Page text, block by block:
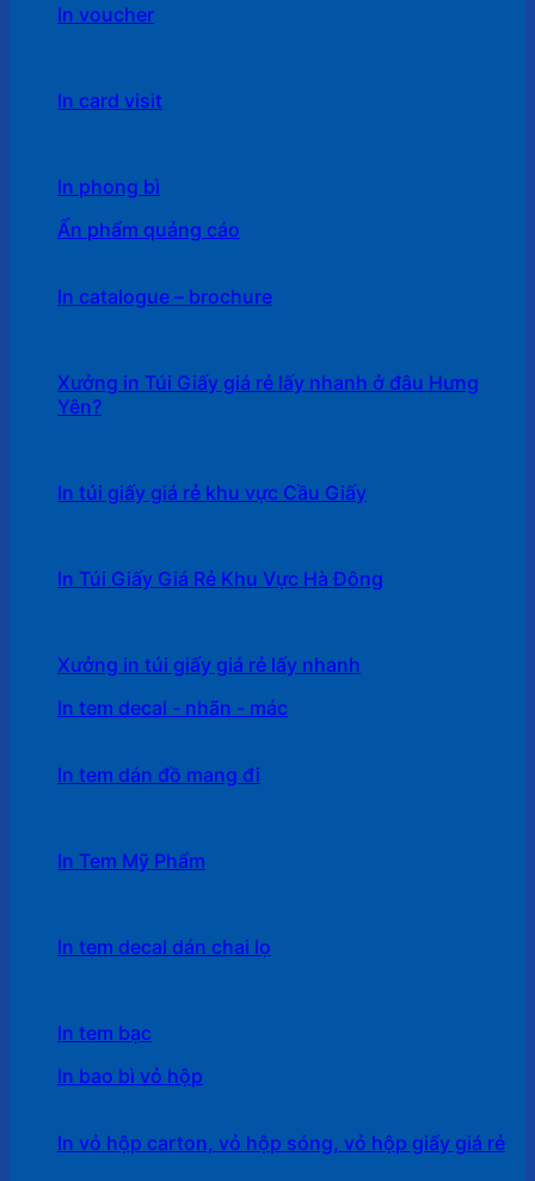
In voucher
In card visit
In phong bì
Ấn phẩm quảng cáo
In catalogue – brochure
Xưởng in Túi Giấy giá rẻ lấy nhanh ở đâu Hưng
Yên?
In túi giấy giá rẻ khu vực Cầu Giấy
In Túi Giấy Giá Rẻ Khu Vực Hà Đông
Xưởng in túi giấy giá rẻ lấy nhanh
In tem decal - nhãn - mác
In tem dán đồ mang đi
In Tem Mỹ Phẩm
In tem decal dán chai lọ
In tem bạc
In bao bì vỏ hộp
In vỏ hộp carton, vỏ hộp sóng, vỏ hộp giấy giá rẻ